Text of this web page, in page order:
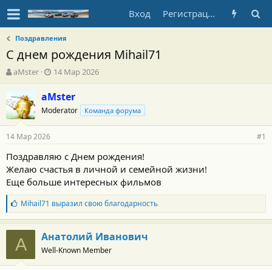
Вход Регистрация
Поздравления
С днем рождения Mihail71
А
в
о
р
т
е
м
ы
aMster
Д
а
т
а
н
а
а
л
а
14 Мар 2026
aMster
Moderator Команда форума
14 Мар 2026 #1
Поздравляю с Днем рождения!
Желаю счастья в личной и семейной жизни!
Еще больше интересных фильмов
Б
л
а
г
о
а
Mihail71 выразил свою благодарность
А Анатолий Иванович
Well-Known Member